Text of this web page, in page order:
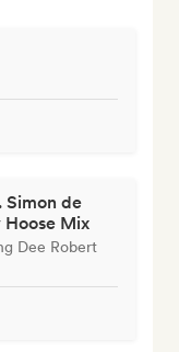
Simon de
Hoose Mix
Dee Robert